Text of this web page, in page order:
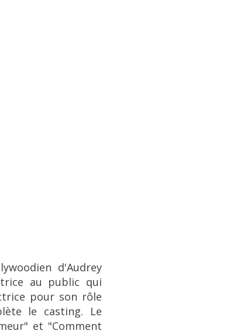
d'Audrey
au public qui
pour son rôle
le casting. Le
et "Comment